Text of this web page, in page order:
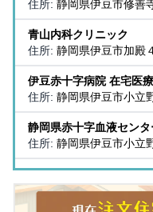
住所: 静岡県伊豆市修善
青山内科クリニック
住所: 静岡県伊豆市加殿
伊豆赤十字病院 在宅医
住所: 静岡県伊豆市小立
静岡県赤十字血液セン
住所: 静岡県伊豆市小立
紀平クリニック
住所:静岡県伊豆市柏久